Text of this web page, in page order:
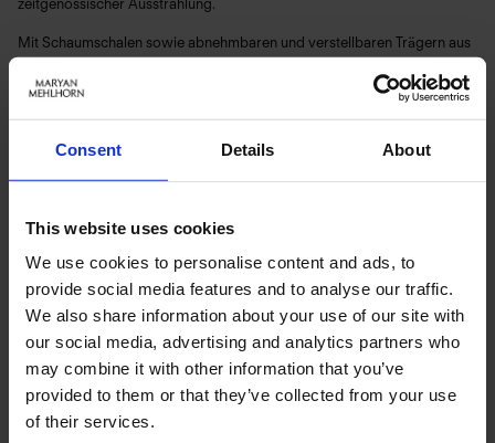
Consent Details About
This website uses cookies
We use cookies to personalise content and ads, to
provide social media features and to analyse our traffic.
We also share information about your use of our site with
our social media, advertising and analytics partners who
may combine it with other information that you’ve
provided to them or that they’ve collected from your use
of their services.
zeitgenössischer Ausstrahlung.
Mit Schaumschalen sowie abnehmbaren und verstellbaren Trägern aus
Oberstoff: 80% Polyamid,20% Elasthan
Care Symbols:
PRODUKTDETAILS